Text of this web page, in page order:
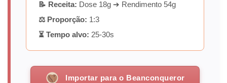
📝 Receita: Dose 18g ➔ Rendimento 54g
⚖️ Proporção: 1:3
⏳ Tempo alvo: 25-30s
Importar para o Beanconqueror